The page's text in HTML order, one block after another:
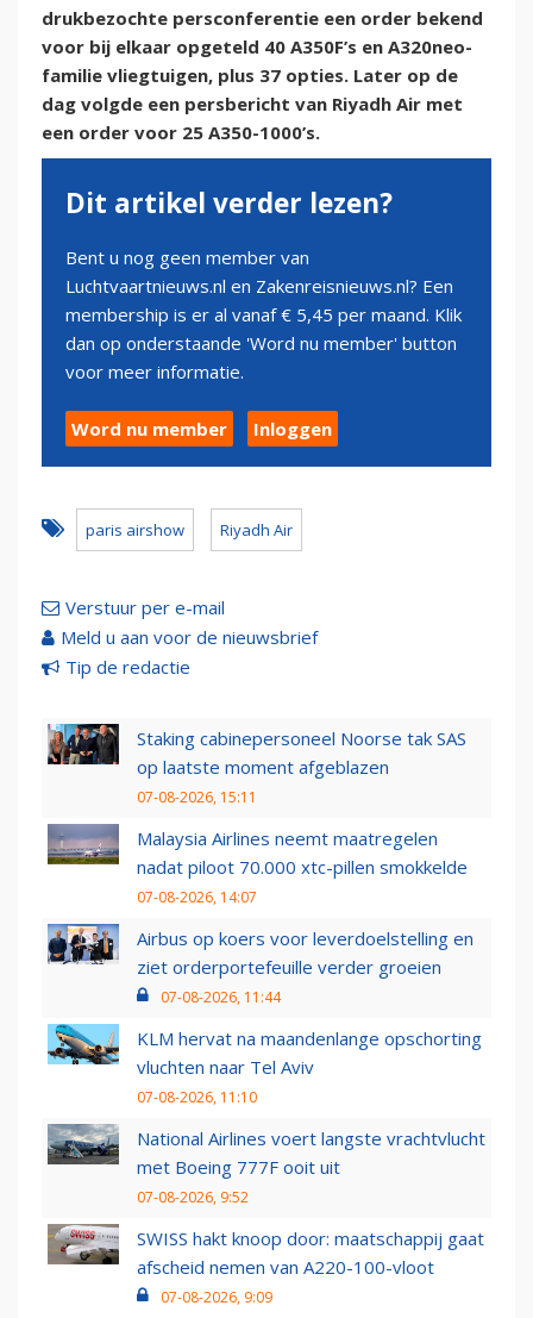
drukbezochte persconferentie een order bekend
voor bij elkaar opgeteld 40 A350F’s en A320neo-
familie vliegtuigen, plus 37 opties. Later op de
dag volgde een persbericht van Riyadh Air met
een order voor 25 A350-1000’s.
Dit artikel verder lezen?
Bent u nog geen member van
Luchtvaartnieuws.nl en Zakenreisnieuws.nl? Een
membership is er al vanaf € 5,45 per maand. Klik
dan op onderstaande 'Word nu member' button
voor meer informatie.
Word nu member Inloggen
paris airshow Riyadh Air
Verstuur per e-mail
Meld u aan voor de nieuwsbrief
Tip de redactie
Staking cabinepersoneel Noorse tak SAS
op laatste moment afgeblazen
07-08-2026, 15:11
Malaysia Airlines neemt maatregelen
nadat piloot 70.000 xtc-pillen smokkelde
07-08-2026, 14:07
Airbus op koers voor leverdoelstelling en
ziet orderportefeuille verder groeien
07-08-2026, 11:44
KLM hervat na maandenlange opschorting
vluchten naar Tel Aviv
07-08-2026, 11:10
National Airlines voert langste vrachtvlucht
met Boeing 777F ooit uit
07-08-2026, 9:52
SWISS hakt knoop door: maatschappij gaat
afscheid nemen van A220-100-vloot
07-08-2026, 9:09